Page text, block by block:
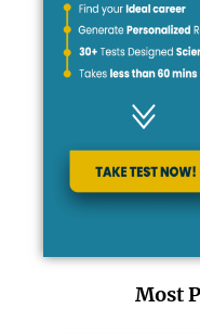
Most